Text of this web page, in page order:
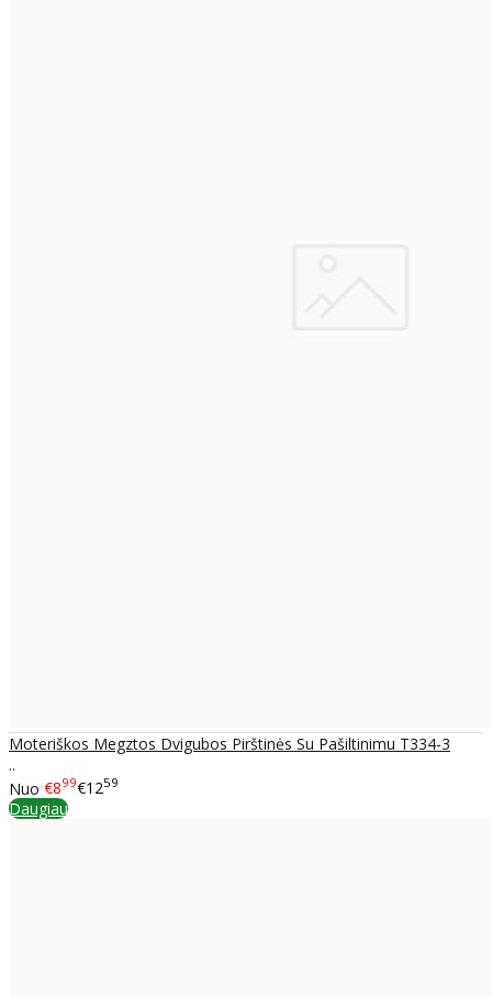
Moteriškos Megztos Dvigubos Pirštinės Su Pašiltinimu T334-3
..
Nuo €899€1259
Daugiau